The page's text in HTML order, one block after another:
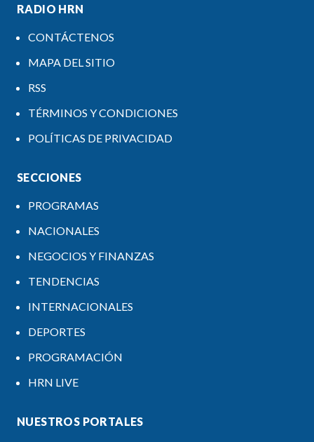
RADIO HRN
CONTÁCTENOS
MAPA DEL SITIO
RSS
TÉRMINOS Y CONDICIONES
POLÍTICAS DE PRIVACIDAD
SECCIONES
PROGRAMAS
NACIONALES
NEGOCIOS Y FINANZAS
TENDENCIAS
INTERNACIONALES
DEPORTES
PROGRAMACIÓN
HRN LIVE
NUESTROS PORTALES